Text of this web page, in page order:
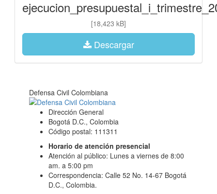
[18,423 kB]
Descargar
Defensa Civil Colombiana
Dirección General
Bogotá D.C., Colombia
Código postal: 111311
Horario de atención presencial
Atención al público: Lunes a viernes de 8:00
am. a 5:00 pm
Correspondencia: Calle 52 No. 14-67 Bogotá
D.C., Colombia.